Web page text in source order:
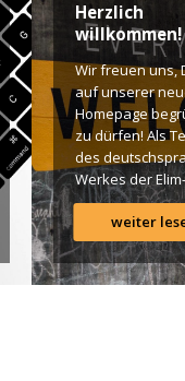
Herzlich
willkommen!
Wir freuen uns,
auf unserer
Homepage
zu dürfen! Als
des
Werkes der Elim-
Gemeinde ist
uns ein großes
Anliegen […]
weiter